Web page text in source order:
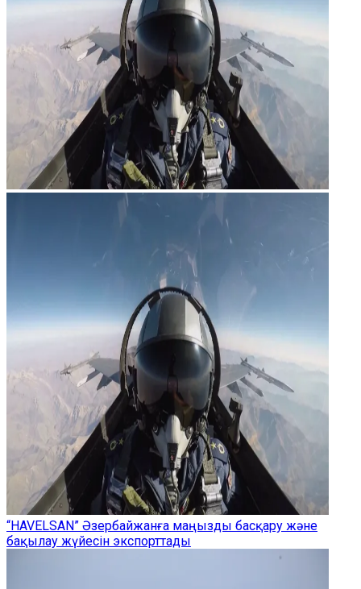
“HAVELSAN” Әзербайжанға маңызды басқару және
бақылау жүйесін экспорттады